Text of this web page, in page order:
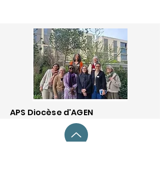
APS Diocèse d'AGEN